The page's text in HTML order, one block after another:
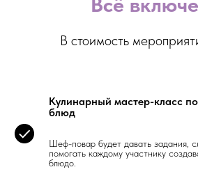
В стоимость
Кулинарный мастер-класс
блюд
Шеф-повар будет давать задания,
помогать каждому участнику
блюдо.